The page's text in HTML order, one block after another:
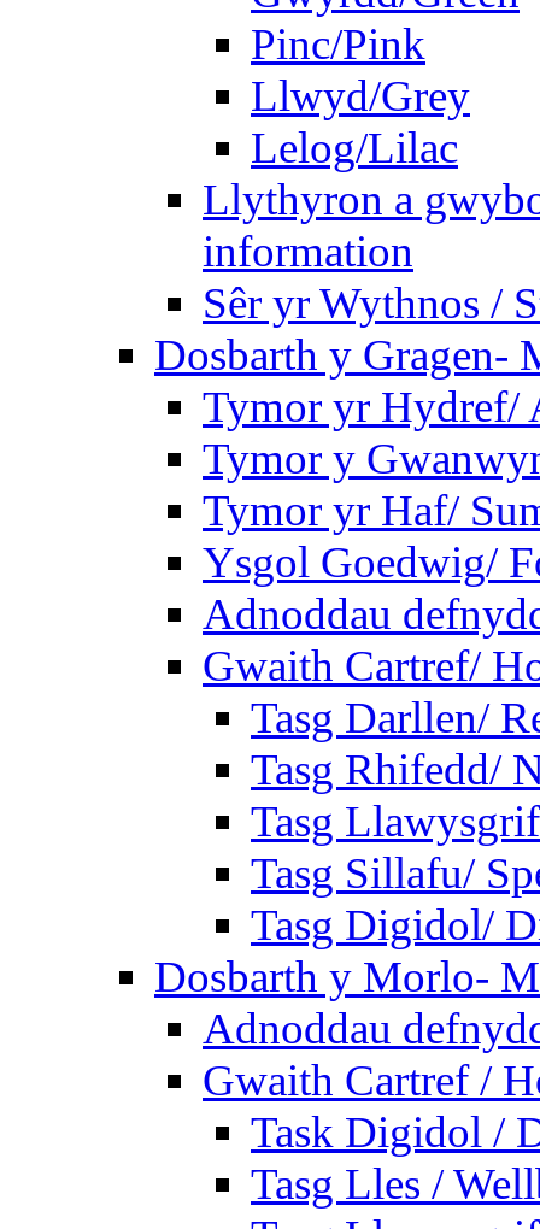
Pinc/Pink
Llwyd/Grey
Lelog/Lilac
Llythyron a
information
Sêr yr Wythnos /
Dosbarth y Gragen-
Tymor yr Hydref/
Tymor y
Tymor yr Haf/
Ysgol Goedwig/
Adnoddau
Gwaith Cartref/
Tasg Darllen/
Tasg Rhifedd/
Tasg
Tasg Sillafu/
Tasg Digidol/
Dosbarth y Morlo-
Adnoddau
Gwaith Cartref /
Task Digidol /
Tasg Lles /